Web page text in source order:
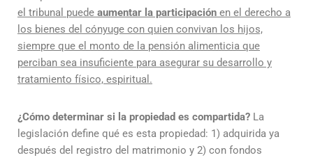
el tribunal puede aumentar la participación en el derecho a
los bienes del cónyuge con quien convivan los hijos,
siempre que el monto de la pensión alimenticia que
perciban sea insuficiente para asegurar su desarrollo y
tratamiento físico, espiritual.
¿Cómo determinar si la propiedad es compartida? La
legislación define qué es esta propiedad: 1) adquirida ya
después del registro del matrimonio y 2) con fondos